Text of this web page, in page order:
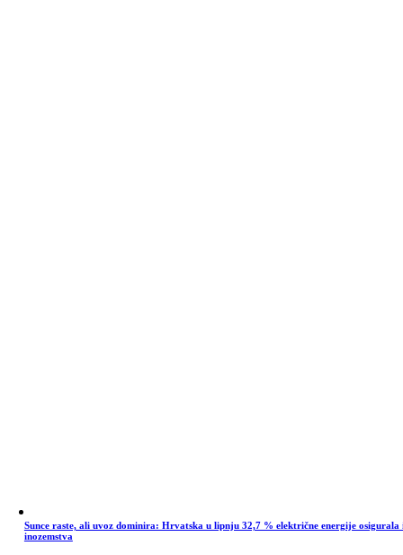
Sunce raste, ali uvoz dominira: Hrvatska u lipnju 32,7 % električne energije osigurala
inozemstva